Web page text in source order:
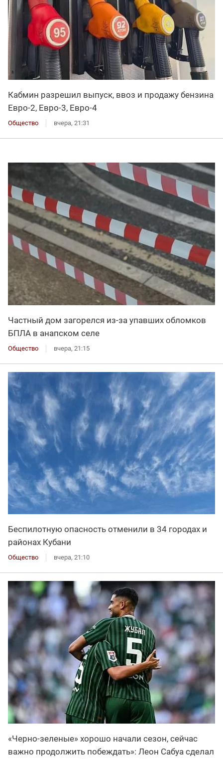
Кабмин разрешил выпуск, ввоз и продажу бензина
Евро-2, Евро-3, Евро-4
Общество вчера, 21:31
Частный дом загорелся из-за упавших обломков
БПЛА в анапском селе
Общество вчера, 21:15
Беспилотную опасность отменили в 34 городах и
районах Кубани
Общество вчера, 21:10
«Черно-зеленые» хорошо начали сезон, сейчас
важно продолжить побеждать»: Леон Сабуа сделал